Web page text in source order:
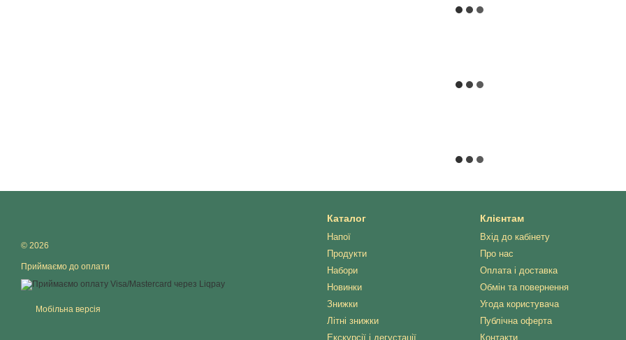
© 2026
Приймаємо до оплати
Мобільна версія
Каталог
Напої
Продукти
Набори
Новинки
Знижки
Літні знижки
Екскурсії і дегустації
Клієнтам
Вхід до кабінету
Про нас
Оплата і доставка
Обмін та повернення
Угода користувача
Публічна оферта
Контакти